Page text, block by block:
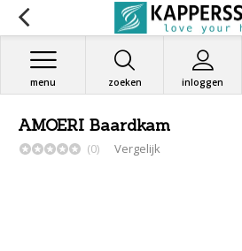
zoeken inloggen
menu
AMOERI Baardkam
(0) Vergelijk